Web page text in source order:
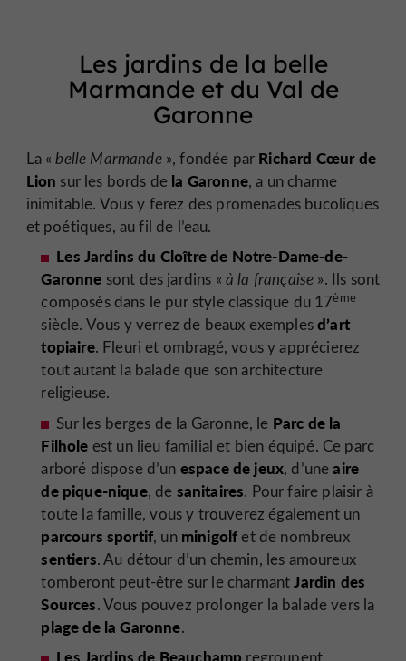
Les jardins de la belle
Marmande et du Val de
Garonne
La «belle Marmande», fondée par Richard Cœur de
Lion sur les bords de la Garonne, a un charme
inimitable. Vous y ferez des promenades bucoliques
et poétiques, au fil de l’eau.
Les Jardins du Cloître de Notre-Dame-de-
Garonne sont des jardins « à la française ». Ils sont
composés dans le pur style classique du 17ème
siècle. Vous y verrez de beaux exemplesd’art
topiaire. Fleuri et ombragé, vous y apprécierez
tout autant la balade que son architecture
religieuse.
Sur les berges de la Garonne, le Parc de la
Filhole est un lieu familial et bien équipé. Ce parc
arboré dispose d’un espace de jeux, d’uneaire
de pique-nique, de sanitaires. Pour faire plaisir à
toute la famille, vous y trouverez également un
parcours sportif, un minigolfet de nombreux
sentiers. Au détour d’un chemin, les amoureux
tomberont peut-être sur le charmantJardin des
Sources. Vous pouvez prolonger la balade vers la
plage de la Garonne.